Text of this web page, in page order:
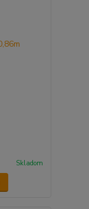
Skladom